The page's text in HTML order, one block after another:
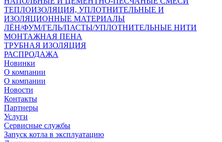
ТЕПЛОИЗОЛЯЦИЯ, УПЛОТНИТЕЛЬНЫЕ И
ИЗОЛЯЦИОННЫЕ МАТЕРИАЛЫ
ЛЁН/ФУМ/ГЕЛЬ/ПАСТЫ/УПЛОТНИТЕЛЬНЫЕ НИТИ
МОНТАЖНАЯ ПЕНА
ТРУБНАЯ ИЗОЛЯЦИЯ
РАСПРОДАЖА
Новинки
О компании
О компании
Новости
Контакты
Партнеры
Услуги
Сервисные службы
Запуск котла в эксплуатацию